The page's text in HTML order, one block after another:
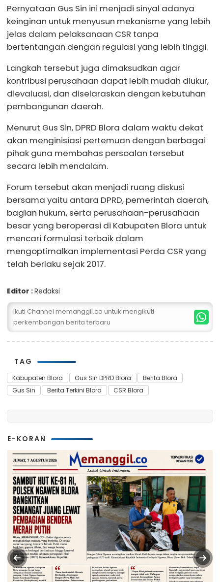
Pernyataan Gus Sin ini menjadi sinyal adanya
keinginan untuk menyusun mekanisme yang lebih
jelas dalam pelaksanaan CSR tanpa
bertentangan dengan regulasi yang lebih tinggi.
Langkah tersebut juga dimaksudkan agar
kontribusi perusahaan dapat lebih mudah diukur,
dievaluasi, dan diselaraskan dengan kebutuhan
pembangunan daerah.
Menurut Gus Sin, DPRD Blora dalam waktu dekat
akan menginisiasi pertemuan dengan berbagai
pihak guna membahas persoalan tersebut
secara lebih mendalam.
Forum tersebut akan menjadi ruang diskusi
bersama yaitu antara DPRD, pemerintah daerah,
bagian hukum, serta perusahaan-perusahaan
besar yang beroperasi di Kabupaten Blora untuk
mencari formulasi terbaik dalam
mengoptimalkan implementasi Perda CSR yang
telah berlaku sejak 2017.
Editor :Redaksi
Ikuti Channel memanggil.co untuk mengikuti
perkembangan berita terbaru
TAG
Kabupaten Blora Gus Sin DPRD Blora
Berita Blora
Gus Sin
Berita Terkini Blora CSR Blora
E-KORAN